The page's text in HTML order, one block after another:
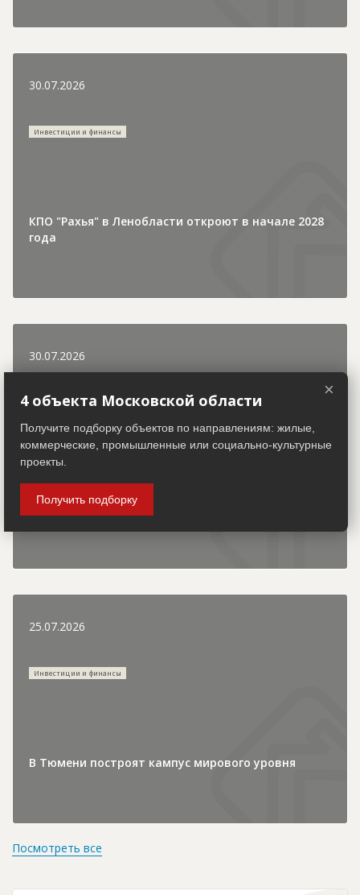
30.07.2026
Инвестиции и финансы
КПО "Рахья" в Ленобласти откроют в начале 2028
года
30.07.2026
Городская хроника
В детском лагере «Зеркальный» продолжается
строительство новых корпусов
25.07.2026
Инвестиции и финансы
В Тюмени построят кампус мирового уровня
Посмотреть все
×
4 объекта Московской области
Получите подборку объектов по направлениям: жилые,
коммерческие, промышленные или социально-культурные
проекты.
Получить подборку